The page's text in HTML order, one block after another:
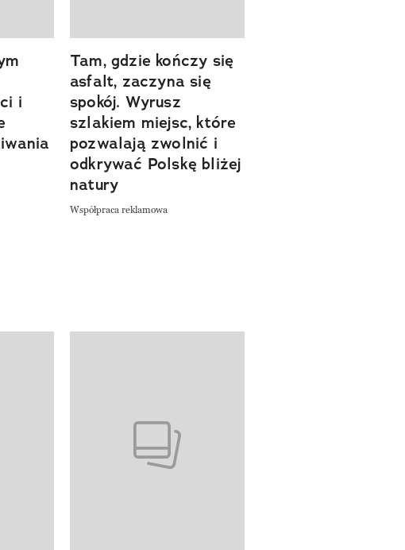
i
Tam, gdzie kończy się
asfalt, zaczyna się
spokój. Wyrusz
szlakiem miejsc, które
pozwalają zwolnić i
odkrywać Polskę bliżej
natury
Współpraca reklamowa